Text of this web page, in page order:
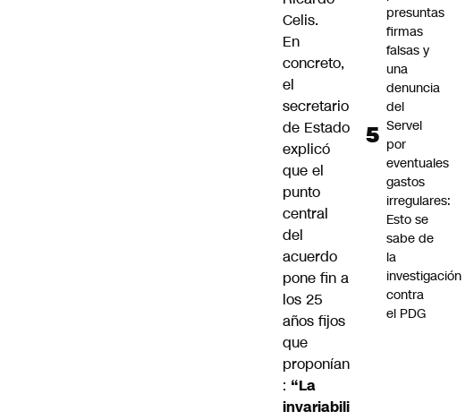
Celis.
En
concreto,
el
secretario
de Estado
explicó
que el
punto
central
del
acuerdo
pone fin a
los 25
años fijos
que
proponían
: “La
invariabili
presuntas
firmas
falsas y
una
denuncia
del
Servel
por
eventuales
gastos
irregulares:
Esto se
sabe de
la
investigación
contra
el PDG